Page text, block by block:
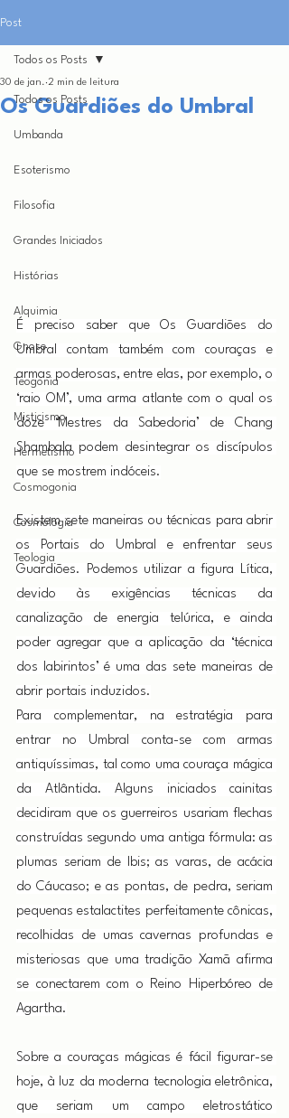
Post
Todos os Posts
Umbanda
Esoterismo
Filosofia
Grandes Iniciados
Histórias
Alquimia
Gnose
Teogonia
Misticismo
Hermetismo
Cosmogonia
Cosmologia
Teologia
Todos os Posts
Os Guardiões do Umbral
30 de jan. 2 min de leitura
É preciso saber que Os Guardiões do
Umbral contam também com couraças e
armas poderosas, entre elas, por exemplo, o
‘raio OM’, uma arma atlante com o qual os
doze ‘Mestres da Sabedoria’ de Chang
Shambala podem desintegrar os discípulos
que se mostrem indóceis.
Existem sete maneiras ou técnicas para abrir
os Portais do Umbral e enfrentar seus
Guardiões. Podemos utilizar a figura Lítica,
devido às exigências técnicas da
canalização de energia telúrica, e ainda
poder agregar que a aplicação da ‘técnica
dos labirintos’ é uma das sete maneiras de
abrir portais induzidos.
Para complementar, na estratégia para
entrar no Umbral conta-se com armas
antiquíssimas, tal como uma couraça mágica
da Atlântida. Alguns iniciados cainitas
decidiram que os guerreiros usariam flechas
construídas segundo uma antiga fórmula: as
plumas seriam de Ibis; as varas, de acácia
do Cáucaso; e as pontas, de pedra, seriam
pequenas estalactites perfeitamente cônicas,
recolhidas de umas cavernas profundas e
misteriosas que uma tradição Xamã afirma
se conectarem com o Reino Hiperbóreo de
Agartha.
Sobre a couraças mágicas é fácil figurar-se
hoje, à luz da moderna tecnologia eletrônica,
que seriam um campo eletrostático